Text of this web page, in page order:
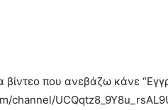
βίντεο που ανεβάζω κάνε
channel/